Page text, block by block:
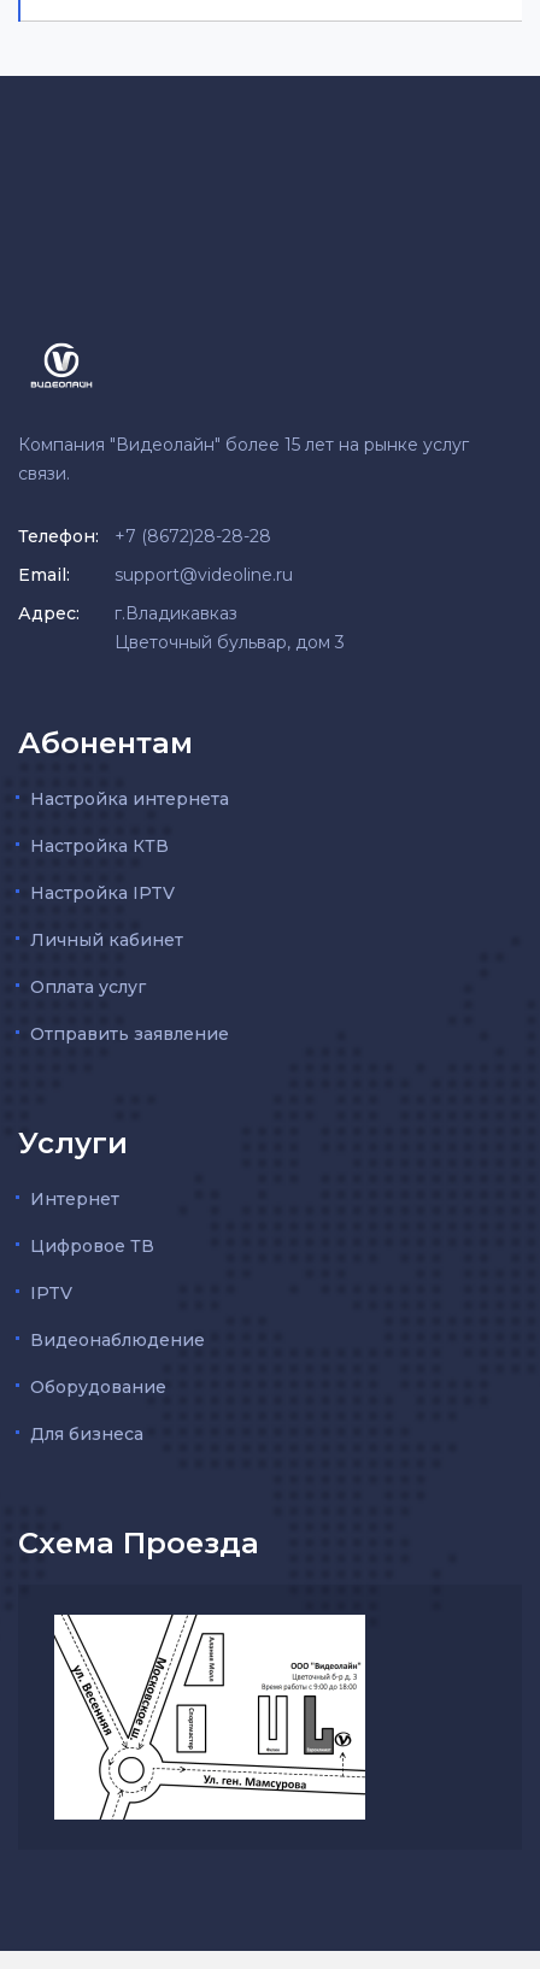
Компания "Видеолайн" более 15 лет на рынке услуг
связи.
Телефон:
+7 (8672)28-28-28
Email:
support@videoline.ru
Адрес:
г.Владикавказ
Цветочный бульвар, дом 3
Абонентам
Настройка интернета
Настройка КТВ
Настройка IPTV
Личный кабинет
Оплата услуг
Отправить заявление
Услуги
Интернет
Цифровое ТВ
IPTV
Видеонаблюдение
Оборудование
Для бизнеса
Схема Проезда